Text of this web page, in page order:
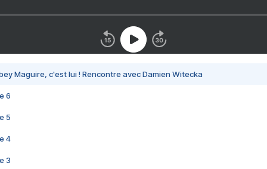
Maguire, c'est lui ! Rencontre avec Damien Witecka
6
5
4
3